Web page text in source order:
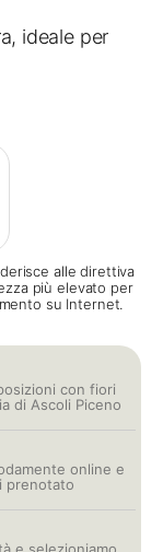
ideale per
alle direttiva
più elevato per
su Internet.
con fiori
di Ascoli Piceno
online e
prenotato